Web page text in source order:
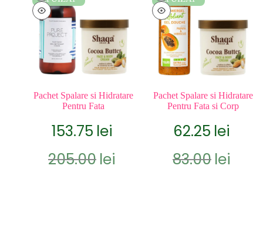
Pachet Spalare si Hidratare
Pentru Fata
205.00 lei
inițial
153.75 lei
curent
Pachet Spalare si Hidratare
Pentru Fata si Corp
83.00 lei
inițial
62.25 lei
curent